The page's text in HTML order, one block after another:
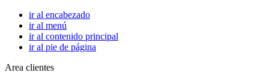
ir al encabezado
ir al menú
ir al contenido principal
ir al pie de página
Area clientes